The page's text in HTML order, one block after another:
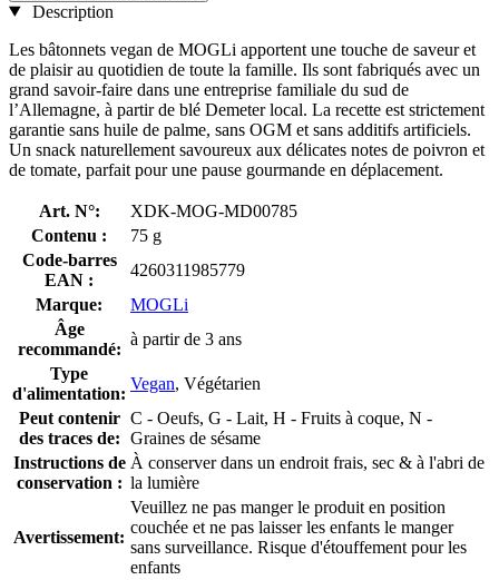
Description
Les bâtonnets vegan de MOGLi apportent une touche de saveur et
de plaisir au quotidien de toute la famille. Ils sont fabriqués avec un
grand savoir-faire dans une entreprise familiale du sud de
l’Allemagne, à partir de blé Demeter local. La recette est strictement
garantie sans huile de palme, sans OGM et sans additifs artificiels.
Un snack naturellement savoureux aux délicates notes de poivron et
de tomate, parfait pour une pause gourmande en déplacement.
Art. N°:
XDK-MOG-MD00785
Contenu :
75 g
Code-barres
EAN :
4260311985779
Marque:
MOGLi
Âge
recommandé:
à partir de 3 ans
Type
d'alimentation:
Vegan, Végétarien
Peut contenir
des traces de:
C - Oeufs, G - Lait, H - Fruits à coque, N -
Graines de sésame
Instructions de
conservation :
À conserver dans un endroit frais, sec & à l'abri de
la lumière
Avertissement:
Veuillez ne pas manger le produit en position
couchée et ne pas laisser les enfants le manger
sans surveillance. Risque d'étouffement pour les
enfants